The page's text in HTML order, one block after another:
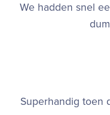
We hadden snel
Superhandig toen